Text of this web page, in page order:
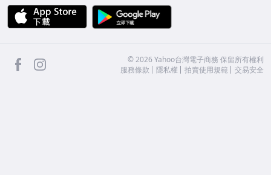
APP Store
facebook ©2026 Yahoo台灣電子商務 保留所有權利
服務條款
隱私權 拍賣使用規範 交易安全